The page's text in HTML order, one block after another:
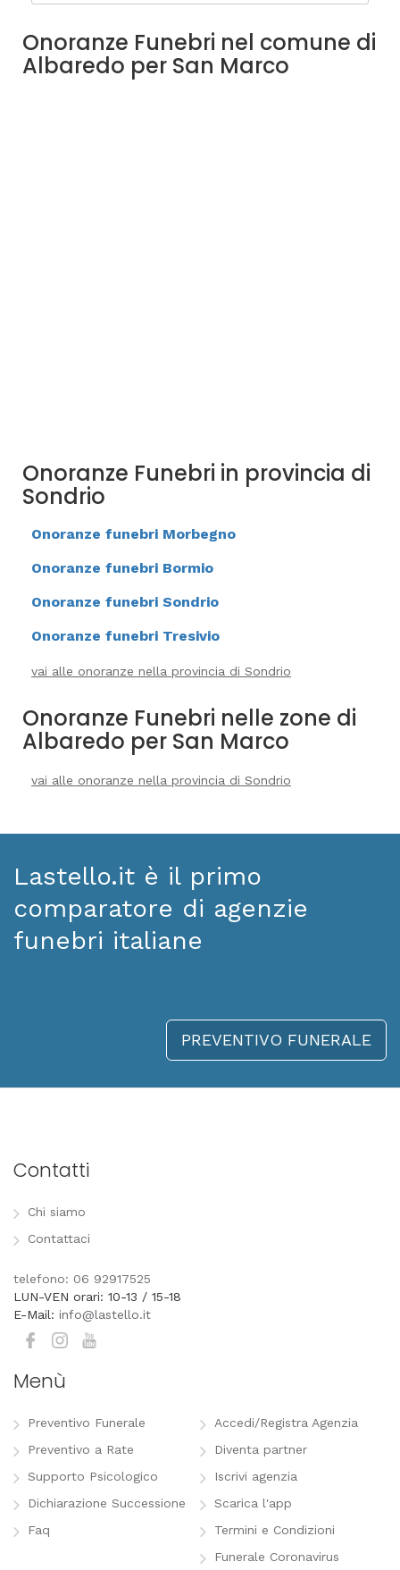
Onoranze Funebri nel comune di
Albaredo per San Marco
Onoranze Funebri in provincia di
Sondrio
Onoranze funebri Morbegno
Onoranze funebri Bormio
Onoranze funebri Sondrio
Onoranze funebri Tresivio
vai alle onoranze nella provincia di Sondrio
Onoranze Funebri nelle zone di
Albaredo per San Marco
vai alle onoranze nella provincia di Sondrio
Lastello.it è il primo
comparatore di agenzie
funebri italiane
PREVENTIVO FUNERALE
Contatti
Chi siamo
Contattaci
telefono: 06 92917525
LUN-VEN orari: 10-13 / 15-18
E-Mail: info@lastello.it
Menù
Preventivo Funerale
Preventivo a Rate
Supporto Psicologico
Dichiarazione Successione
Faq
Accedi/Registra Agenzia
Diventa partner
Iscrivi agenzia
Scarica l'app
Termini e Condizioni
Funerale Coronavirus